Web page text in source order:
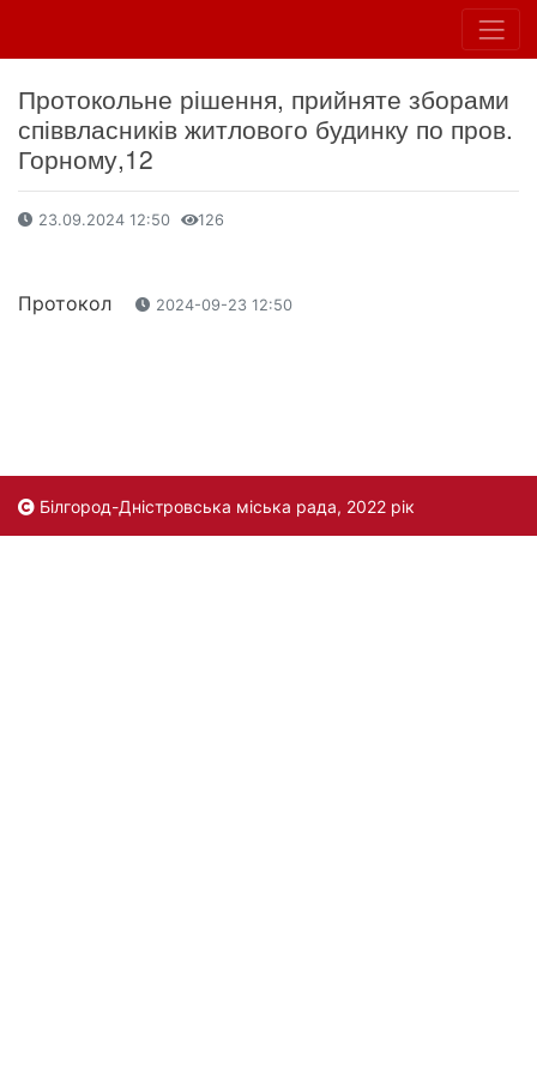
Протокольне рішення, прийняте зборами
співвласників житлового будинку по пров.
Горному,12
23.09.2024 12:50 126
Протокол 2024-09-23 12:50
Білгород-Дністровська міська рада, 2022 рік